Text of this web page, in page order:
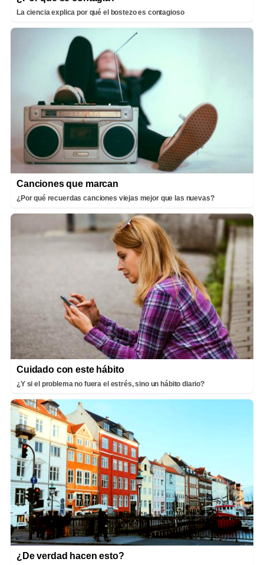
La ciencia explica por qué el bostezo es contagioso
Canciones que marcan
¿Por qué recuerdas canciones viejas mejor que las nuevas?
Cuidado con este hábito
¿Y si el problema no fuera el estrés, sino un hábito diario?
¿De verdad hacen esto?